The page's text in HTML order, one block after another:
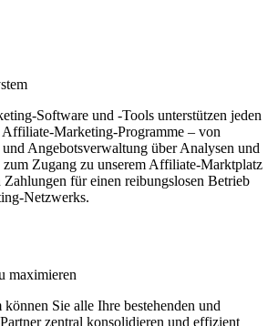
Software und -Tools unterstützen jeden
Marketing-Programme – von
Angebotsverwaltung über Analysen und
zum Zugang zu unserem Affiliate-Marktplatz
Zahlungen für einen reibungslosen Betrieb
Netzwerks.
maximieren
Sie alle Ihre bestehenden und
zentral konsolidieren und effizient